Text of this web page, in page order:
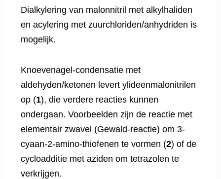
Dialkylering van malonnitril met alkylhaliden
en acylering met zuurchloriden/anhydriden is
mogelijk.
Knoevenagel-condensatie met
aldehyden/ketonen levert ylideenmalonitrilen
op (1), die verdere reacties kunnen
ondergaan. Voorbeelden zijn de reactie met
elementair zwavel (Gewald-reactie) om 3-
cyaan-2-amino-thiofenen te vormen (2) of de
cycloadditie met aziden om tetrazolen te
verkrijgen.